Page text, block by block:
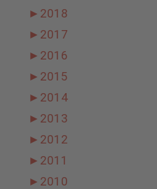
► 2018
► 2017
► 2016
► 2015
► 2014
► 2013
► 2012
► 2011
► 2010